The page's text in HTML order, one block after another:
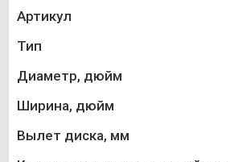
Артикул
Тип
Диаметр, дюйм
Ширина, дюйм
Вылет диска, мм